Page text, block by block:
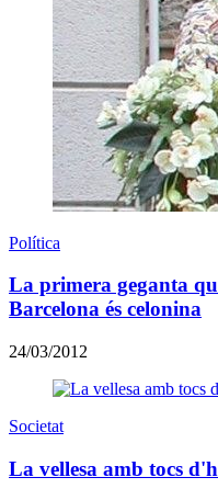
Política
La primera geganta
Barcelona és celonina
24/03/2012
Societat
La vellesa amb tocs